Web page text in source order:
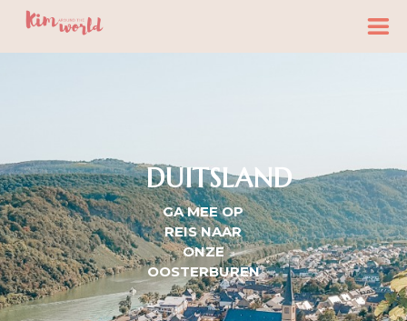
DUITSLAND
GA MEE OP
REIS NAAR
ONZE
OOSTERBUREN